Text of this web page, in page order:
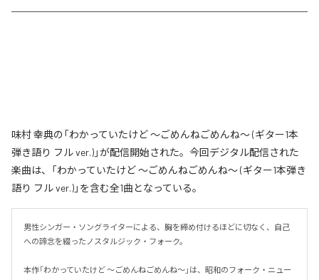
味村 幸典の「わかっていたけど ～ごめんねごめんね～ (ギター1本
弾き語り フル ver.)」が配信開始された。今回デジタル配信された
楽曲は、「わかっていたけど ～ごめんねごめんね～ (ギター1本弾き
語り フル ver.)」を含む全1曲となっている。
男性シンガー・ソングライターによる、胸を締め付けるほどに切なく、自己
への諦念を綴ったノスタルジック・フォーク。
本作「わかっていたけど ～ごめんねごめんね～」は、昭和のフォーク・ニュー